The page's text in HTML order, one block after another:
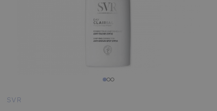
para
SVR